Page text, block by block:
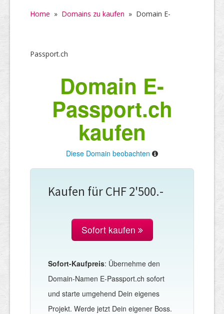
Home » Domains zu kaufen » Domain E-
Passport.ch
Domain E-
Passport.ch
kaufen
Diese Domain beobachten
Kaufen für CHF 2'500.-
Sofort kaufen
Sofort-Kaufpreis: Übernehme den
Domain-Namen E-Passport.ch sofort
und starte umgehend Dein eigenes
Projekt. Werde jetzt Dein eigener Boss.